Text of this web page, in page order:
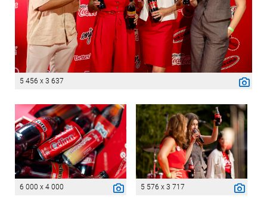
5 456 x 3 637
6 000 x 4 000 5 576 x 3 717